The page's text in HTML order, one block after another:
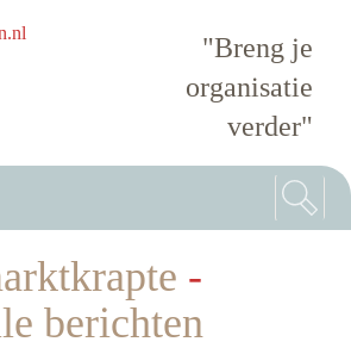
"Breng je
organisatie
verder"
-
berichten